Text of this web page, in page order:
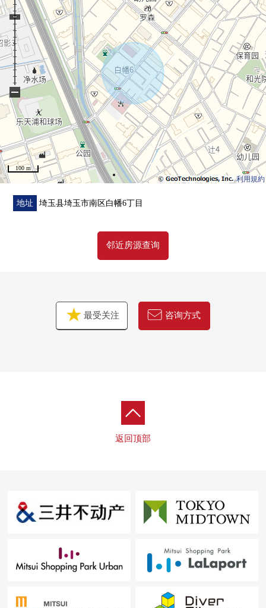
・浴室暖气换气干燥机
・地板暖气(客餐厅部分)
・有三面镜的盥洗台
・有监视器的内部对讲机
・送货上门BOX
■ 在找想要的家方面给予帮助的━━━━━・・・
房源的详细、需讨论是如有意向，请跟我们联系。
利用規約
100 m
−
地址 埼玉县埼玉市南区白幡6丁目
邻近房源查询
最受关注 咨询方式
返回顶部